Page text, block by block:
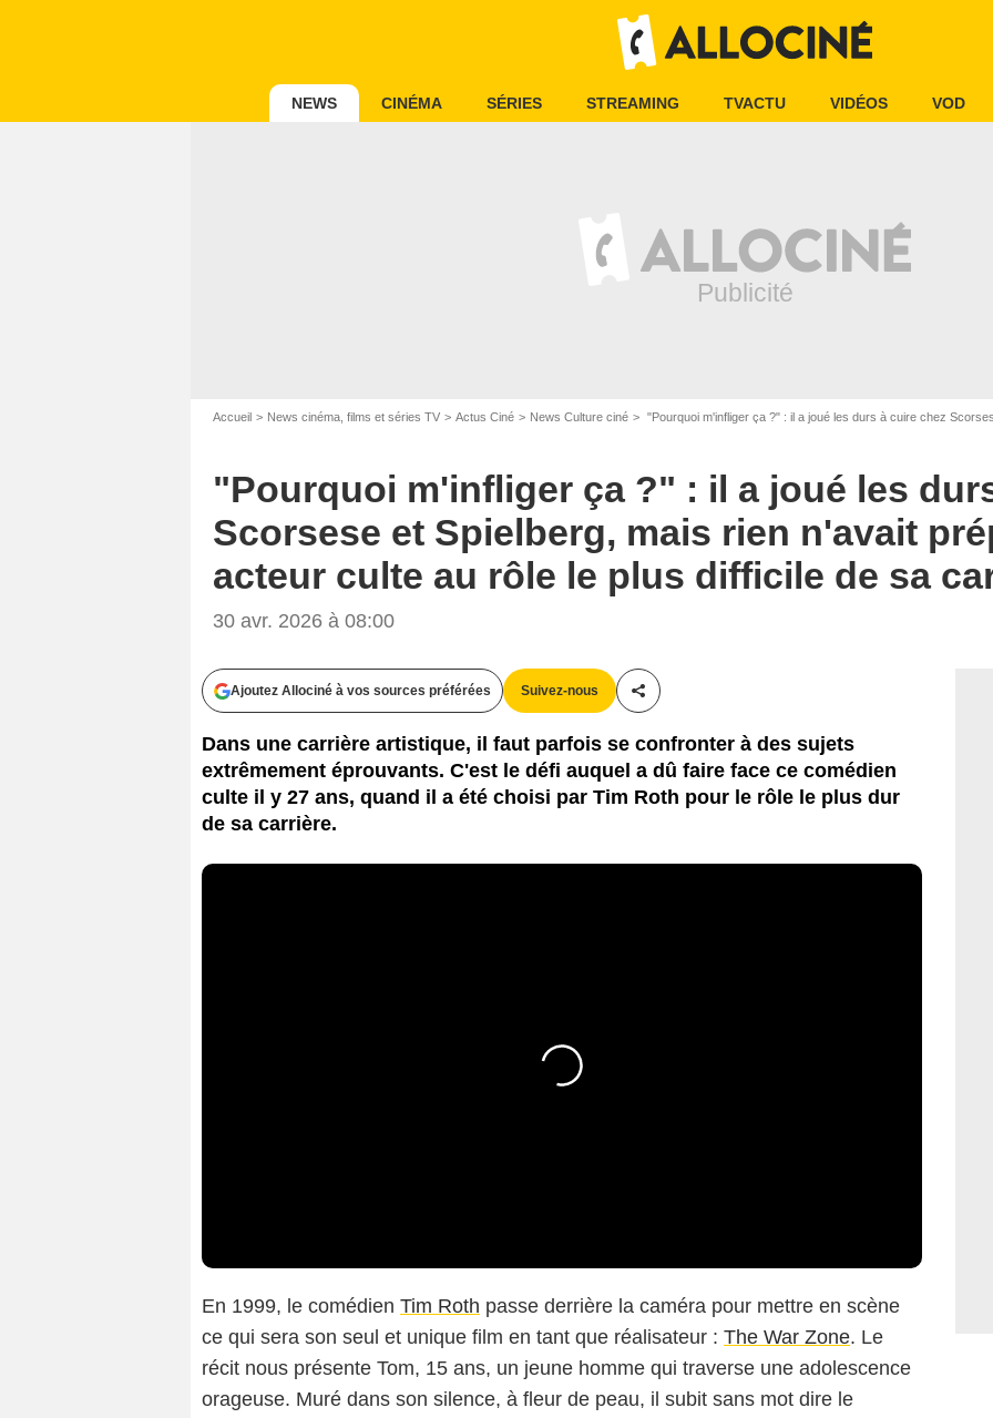
NEWS CINÉMA SÉRIES STREAMING TVACTU VIDÉOS VOD
Accueil News cinéma, films et séries TV Actus Ciné News Culture ciné "Pourquoi m'infliger ça ?" : il a joué les durs à cuire chez Scorsese et Spielberg, mais
"Pourquoi m'infliger ça ?" : il a joué les
Scorsese et Spielberg, mais rien n'avait
acteur culte au rôle le plus difficile de sa
30 avr. 2026 à 08:00
Ajoutez Allociné à vos sources préférées Suivez-nous
Partager cet article
Dans une carrière artistique, il faut parfois se confronter à des sujets
extrêmement éprouvants. C'est le défi auquel a dû faire face ce comédien
culte il y 27 ans, quand il a été choisi par Tim Roth pour le rôle le plus dur
de sa carrière.
En 1999, le comédien Tim Roth passe derrière la caméra pour mettre en scène
ce qui sera son seul et unique film en tant que réalisateur : The War Zone. Le
récit nous présente Tom, 15 ans, un jeune homme qui traverse une adolescence
orageuse. Muré dans son silence, à fleur de peau, il subit sans mot dire le